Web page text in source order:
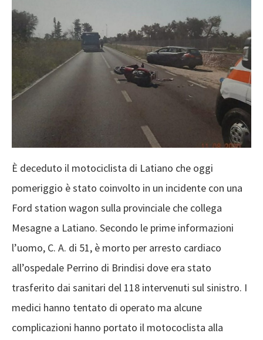
È deceduto il motociclista di Latiano che oggi
pomeriggio è stato coinvolto in un incidente con una
Ford station wagon sulla provinciale che collega
Mesagne a Latiano. Secondo le prime informazioni
l’uomo, C. A. di 51, è morto per arresto cardiaco
all’ospedale Perrino di Brindisi dove era stato
trasferito dai sanitari del 118 intervenuti sul sinistro. I
medici hanno tentato di operato ma alcune
complicazioni hanno portato il motococlista alla